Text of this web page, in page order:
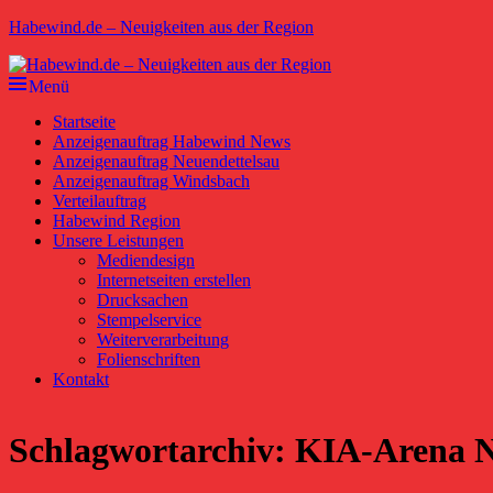
Zum
springen
Habewind.de – Neuigkeiten aus der Region
Menü
Primäres
Menü
Startseite
Anzeigenauftrag Habewind News
Anzeigenauftrag Neuendettelsau
Anzeigenauftrag Windsbach
Verteilauftrag
Habewind Region
Unsere Leistungen
Mediendesign
Internetseiten erstellen
Drucksachen
Stempelservice
Weiterverarbeitung
Folienschriften
Kontakt
Schlagwortarchiv: KIA-Arena